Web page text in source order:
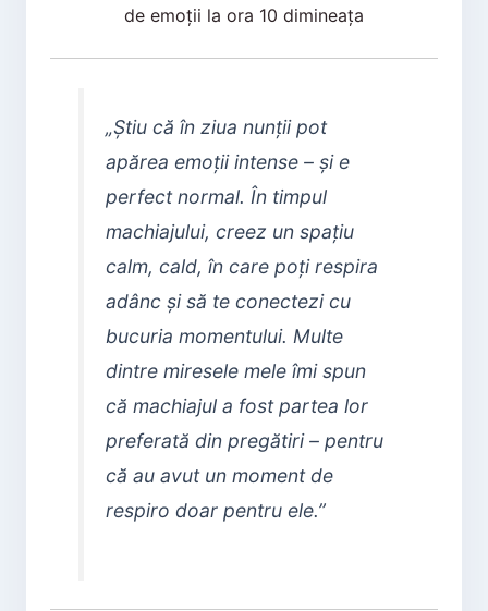
de emoții la ora 10 dimineața
„Știu că în ziua nunții pot
apărea emoții intense – și e
perfect normal. În timpul
machiajului, creez un spațiu
calm, cald, în care poți respira
adânc și să te conectezi cu
bucuria momentului. Multe
dintre miresele mele îmi spun
că machiajul a fost partea lor
preferată din pregătiri – pentru
că au avut un moment de
respiro doar pentru ele.”